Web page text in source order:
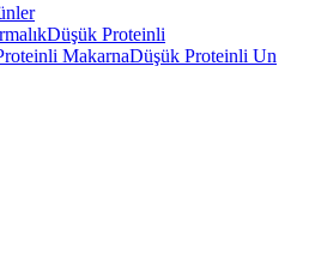
Düşük Proteinli
MakarnaDüşük Proteinli Un